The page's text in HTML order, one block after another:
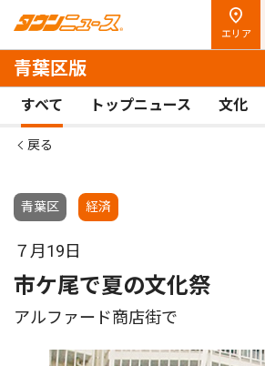
エリア
青葉区版
すべて トップニュース 文化
戻る
青葉区 経済
７月19日
市ケ尾で夏の文化祭
アルファード商店街で